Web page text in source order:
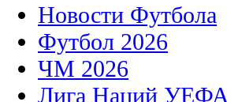
Новости Футбола
Футбол 2026
ЧМ 2026
Лига Наций УЕФА